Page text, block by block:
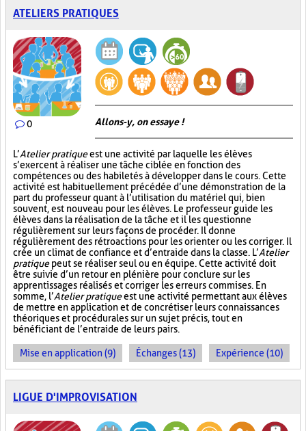
ATELIERS PRATIQUES
0 Allons-y, on essaye !
L’Atelier pratiqueest une activité par laquelle les élèves
s’exercent à réaliser une tâche ciblée en fonction des
compétences ou des habiletés à développer dans le cours. Cette
activité est habituellement précédée d’une démonstration de la
part du professeur quant à l’utilisation du matériel qui, bien
souvent, est nouveau pour les élèves. Le professeur guide les
élèves dans la réalisation de la tâche et il les questionne
régulièrement sur leurs façons de procéder. Il donne
régulièrement des rétroactions pour les orienter ou les corriger. Il
crée un climat de confiance et d’entraide dans la classe. L’Atelier
pratiquepeut se réaliser seul ou en équipe. Cette activité doit
être suivie d’un retour en plénière pour conclure sur les
apprentissages réalisés et corriger les erreurs commises. En
somme, l’Atelier pratiqueest une activité permettant aux élèves
de mettre en application et de concrétiser leurs connaissances
théoriques et procédurales sur un sujet précis, tout en
bénéficiant de l’entraide de leurs pairs.
Mise en application (9) Échanges (13) Expérience (10)
LIGUE D'IMPROVISATION